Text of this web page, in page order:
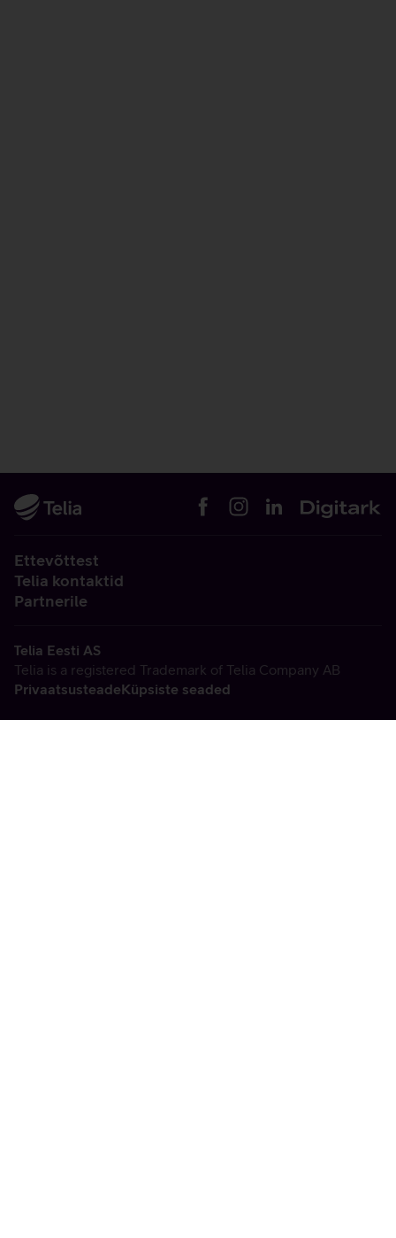
Ettevõttest
Telia kontaktid
Partnerile
Telia Eesti AS
Telia is a registered Trademark of Telia Company AB
PrivaatsusteadeKüpsiste seaded